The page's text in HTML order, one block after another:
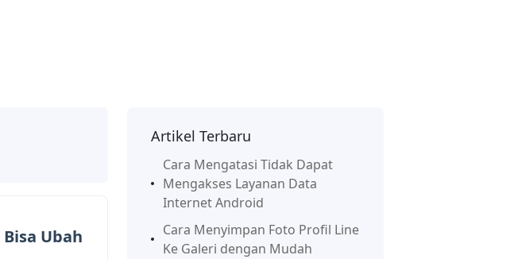
Ubah
Artikel Terbaru
Cara Mengatasi Tidak Dapat
Mengakses Layanan Data
Internet Android
Cara Menyimpan Foto Profil Line
Ke Galeri dengan Mudah